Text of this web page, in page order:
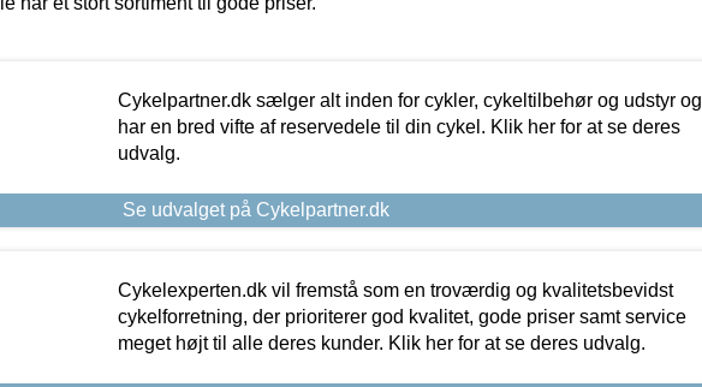
Cykelpartner.dk sælger alt inden for cykler, cykeltilbehør og udstyr og
har en bred vifte af reservedele til din cykel. Klik her for at se deres
udvalg.
Se udvalget på Cykelpartner.dk
Cykelexperten.dk vil fremstå som en troværdig og kvalitetsbevidst
cykelforretning, der prioriterer god kvalitet, gode priser samt service
meget højt til alle deres kunder. Klik her for at se deres udvalg.